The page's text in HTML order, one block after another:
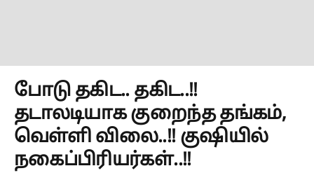
போடு தகிட.. தகிட..!!
தடாலடியாக குறைந்த தங்கம்,
வெள்ளி விலை..!! குஷியில்
நகைப்பிரியர்கள்..!!